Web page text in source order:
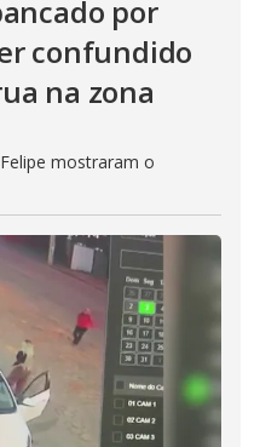
por
confundido
na zona
mostraram o